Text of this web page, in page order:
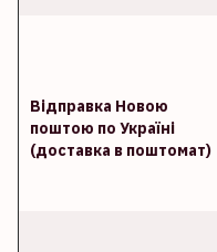
Відправка Новою
поштою по Україні
(доставка в поштомат)